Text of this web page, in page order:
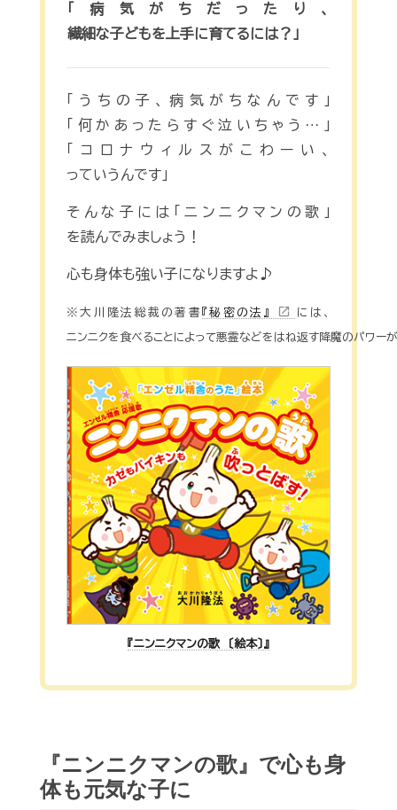
「病気がちだったり、
繊細な子どもを上手に育てるには？」
「うちの子、病気がちなんです」
「何かあったらすぐ泣いちゃう…」
「コロナウィルスがこわーい、
っていうんです」
そんな子には「ニンニクマンの歌」
を読んでみましょう！
心も身体も強い子になりますよ♪
※大川隆法総裁の著書 『秘密の法』 open_in_new には、
ニンニクを食べることによって悪霊などをはね返す降魔のパワー
『ニンニクマンの歌 〔絵本〕』
『ニンニクマンの歌』で心も身
体も元気な子に